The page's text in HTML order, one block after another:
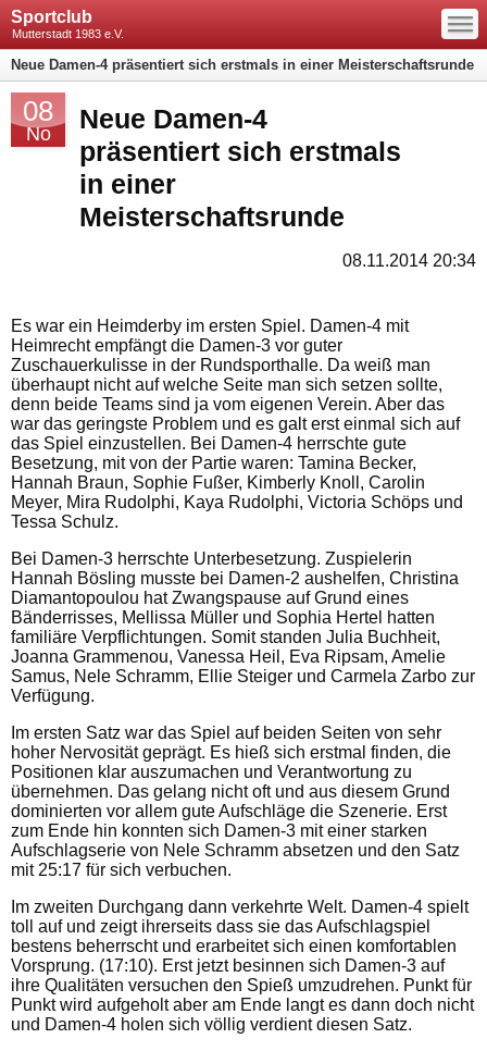
Sportclub
Mutterstadt 1983 e.V.
—
—
—
Neue Damen-4 präsentiert sich erstmals in einer Meisterschaftsrunde
08
No
Neue Damen-4
präsentiert sich erstmals
in einer
Meisterschaftsrunde
08.11.2014 20:34
Es war ein Heimderby im ersten Spiel. Damen-4 mit
Heimrecht empfängt die Damen-3 vor guter
Zuschauerkulisse in der Rundsporthalle. Da weiß man
überhaupt nicht auf welche Seite man sich setzen sollte,
denn beide Teams sind ja vom eigenen Verein. Aber das
war das geringste Problem und es galt erst einmal sich auf
das Spiel einzustellen. Bei Damen-4 herrschte gute
Besetzung, mit von der Partie waren: Tamina Becker,
Hannah Braun, Sophie Fußer, Kimberly Knoll, Carolin
Meyer, Mira Rudolphi, Kaya Rudolphi, Victoria Schöps und
Tessa Schulz.
Bei Damen-3 herrschte Unterbesetzung. Zuspielerin
Hannah Bösling musste bei Damen-2 aushelfen, Christina
Diamantopoulou hat Zwangspause auf Grund eines
Bänderrisses, Mellissa Müller und Sophia Hertel hatten
familiäre Verpflichtungen. Somit standen Julia Buchheit,
Joanna Grammenou, Vanessa Heil, Eva Ripsam, Amelie
Samus, Nele Schramm, Ellie Steiger und Carmela Zarbo zur
Verfügung.
Im ersten Satz war das Spiel auf beiden Seiten von sehr
hoher Nervosität geprägt. Es hieß sich erstmal finden, die
Positionen klar auszumachen und Verantwortung zu
übernehmen. Das gelang nicht oft und aus diesem Grund
dominierten vor allem gute Aufschläge die Szenerie. Erst
zum Ende hin konnten sich Damen-3 mit einer starken
Aufschlagserie von Nele Schramm absetzen und den Satz
mit 25:17 für sich verbuchen.
Im zweiten Durchgang dann verkehrte Welt. Damen-4 spielt
toll auf und zeigt ihrerseits dass sie das Aufschlagspiel
bestens beherrscht und erarbeitet sich einen komfortablen
Vorsprung. (17:10). Erst jetzt besinnen sich Damen-3 auf
ihre Qualitäten versuchen den Spieß umzudrehen. Punkt für
Punkt wird aufgeholt aber am Ende langt es dann doch nicht
und Damen-4 holen sich völlig verdient diesen Satz.